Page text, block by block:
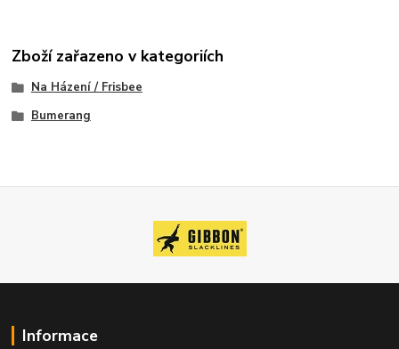
Zboží zařazeno v kategoriích
Na Házení / Frisbee
Bumerang
Informace